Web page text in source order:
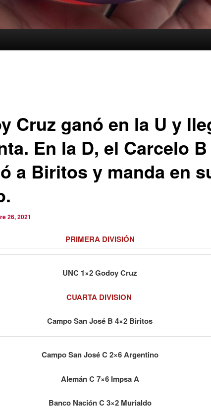
Cruz ganó en la U y
En la D, el Carcelo B
a Biritos y manda en
26, 2021
PRIMERA DIVISIÓN
UNC 1×2 Godoy Cruz
CUARTA DIVISION
Campo San José B 4×2 Biritos
Campo San José C 2×6 Argentino
Alemán C 7×6 Impsa A
Banco Nación C 3×2 Murialdo